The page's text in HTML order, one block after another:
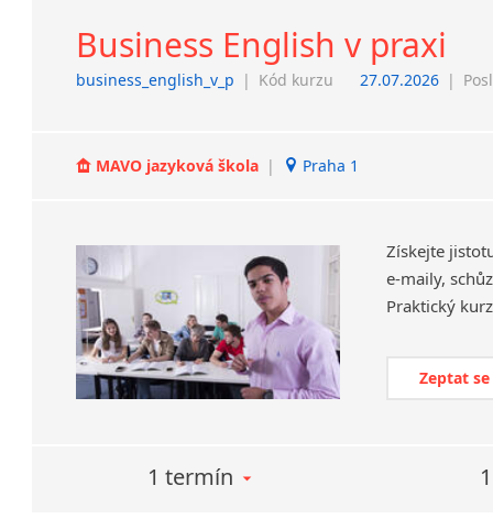
Business English v praxi
business_english_v_p | Kód kurzu 27.07.2026 |
MAVO jazyková škola | Praha 1
Získejte
e-maily,
Zeptat
1 termín